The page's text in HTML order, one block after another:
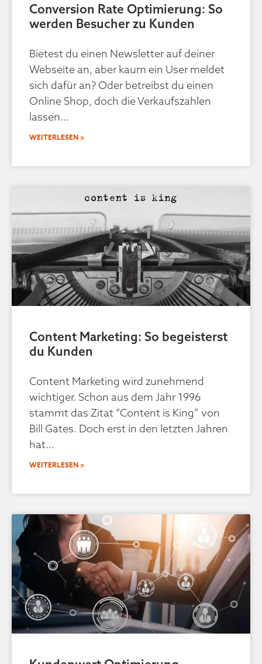
Conversion Rate Optimierung: So
werden Besucher zu Kunden
Bietest du einen Newsletter auf deiner
Webseite an, aber kaum ein User meldet
sich dafür an? Oder betreibst du einen
Online Shop, doch die Verkaufszahlen
lassen
WEITERLESEN »
Content Marketing: So begeisterst
du Kunden
Content Marketing wird zunehmend
wichtiger. Schon aus dem Jahr 1996
stammt das Zitat “Content is King” von
Bill Gates. Doch erst in den letzten Jahren
hat
WEITERLESEN »